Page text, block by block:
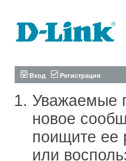
Вход Регистрация
Уважаемые
новое
поищите ее
или